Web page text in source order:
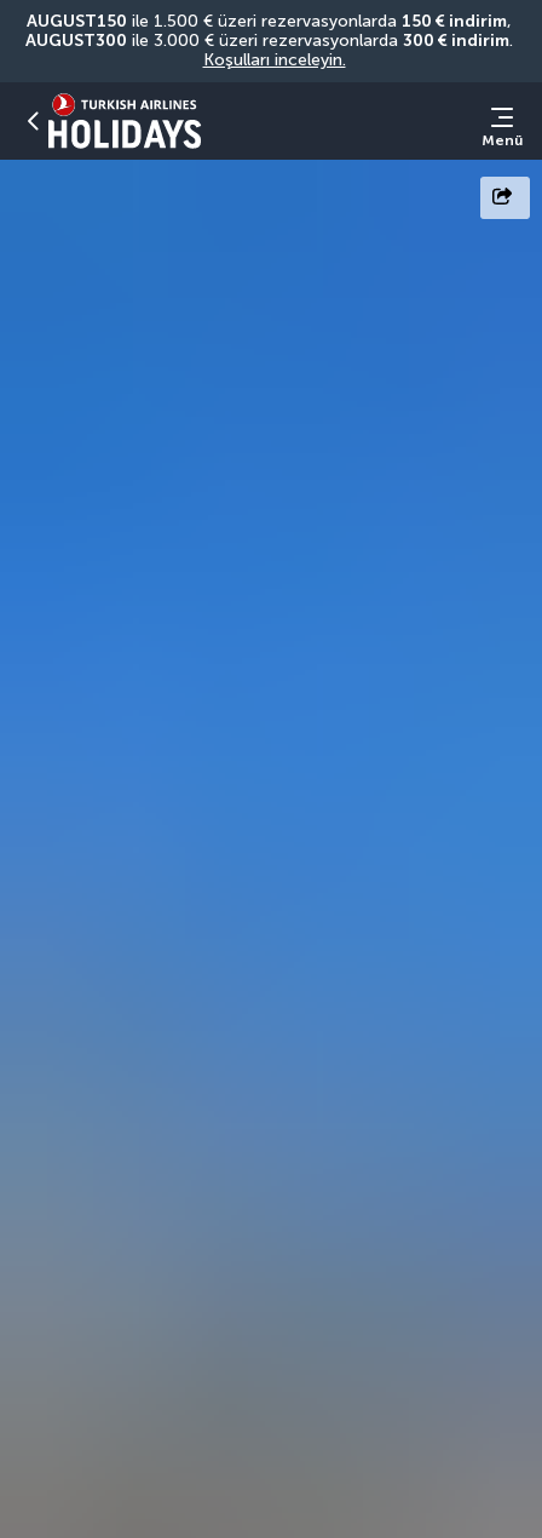
AUGUST150 ile 1.500 € üzeri rezervasyonlarda 150 € indirim
AUGUST300 ile 3.000 € üzeri rezervasyonlarda 300 € indirim
Koşulları inceleyin.
Menü